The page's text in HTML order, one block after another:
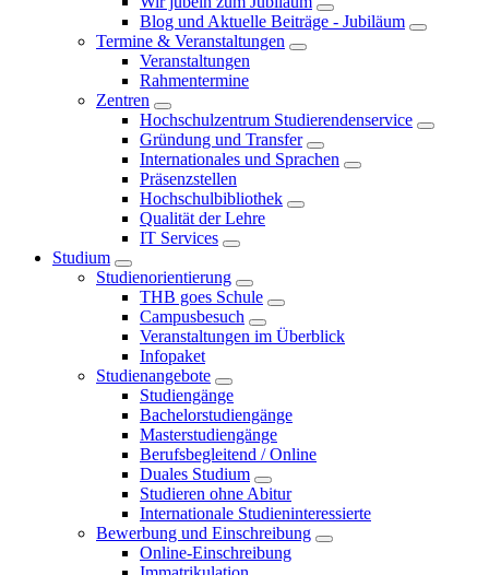
Blog und Aktuelle Beiträge - Jubiläum
Termine & Veranstaltungen
Veranstaltungen
Rahmentermine
Zentren
Hochschulzentrum Studierendenservice
Gründung und Transfer
Internationales und Sprachen
Präsenzstellen
Hochschulbibliothek
Qualität der Lehre
IT Services
Studium
Studienorientierung
THB goes Schule
Campusbesuch
Veranstaltungen im Überblick
Infopaket
Studienangebote
Studiengänge
Bachelorstudiengänge
Masterstudiengänge
Berufsbegleitend / Online
Duales Studium
Studieren ohne Abitur
Internationale Studieninteressierte
Bewerbung und Einschreibung
Online-Einschreibung